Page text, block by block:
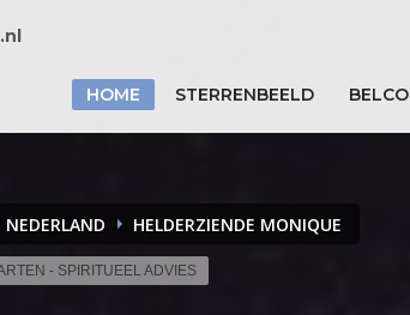
.nl
HOME STERRENBEELD
NEDERLAND HELDERZIENDE MONIQUE
- SPIRITUEEL ADVIES